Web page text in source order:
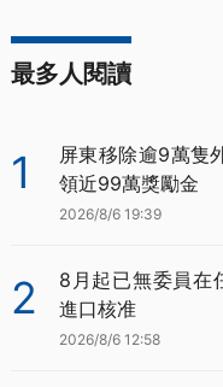
最多人閱讀
1
屏東移除逾9萬隻
領近99萬獎勵金
2026/8/6 19:39
2
8月起已無委員在
進口核准
2026/8/6 12:58